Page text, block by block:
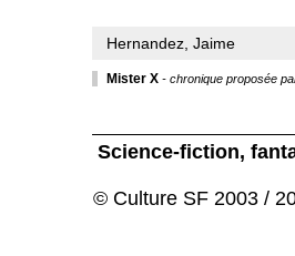
Hernandez, Jaime
Mister X - chronique proposée
Science-fiction,
© Culture SF 2003 /